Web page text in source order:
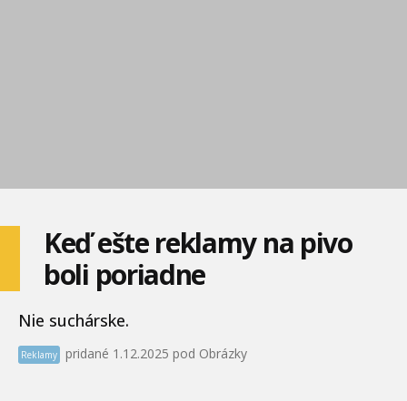
Keď ešte reklamy na pivo
boli poriadne
Nie suchárske.
Reklamy pridané 1.12.2025 pod Obrázky